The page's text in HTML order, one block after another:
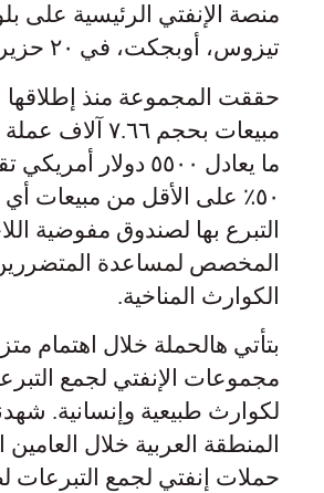
منصة الإنفتي الرئيسية على
تيزوس، أوبجكت، في ٢٠ حزيران \ يونيو.
حققت المجموعة منذ
مبيعات بحجم
ما يعادل ٥٥٠٠ دولار
٥٠٪ على الأقل من مبيعات
التبرع بها لصندوق مفوضية
المخصص لمساعدة
الكوارث المناخية.
بتأتي هالحملة خلال اهتمام
مجموعات الإنفتي لجمع
لكوارث طبيعية وإنسانية.
المنطقة العربية خلال العامين
حملات إنفتي لجمع التبرعات